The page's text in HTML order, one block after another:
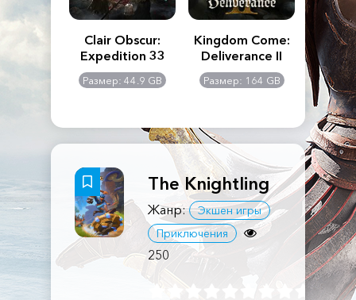
Creed
Clair Obscur:
Expedition 33
Размер: 44.9 GB
Kingdom Come:
Deliverance II
Размер: 164 GB
The
The Knightling
Жанр:
Экшен игры
Приключения
250